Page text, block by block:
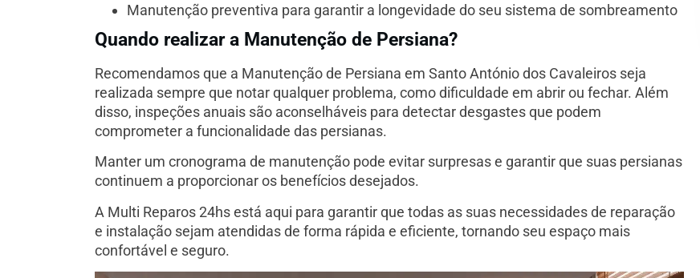
Manutenção preventiva para garantir a longevidade do seu sistema de sombreamento
Quando realizar a Manutenção de Persiana?
Recomendamos que a Manutenção de Persiana em Santo António dos Cavaleiros seja
realizada sempre que notar qualquer problema, como dificuldade em abrir ou fechar. Além
disso, inspeções anuais são aconselháveis para detectar desgastes que podem
comprometer a funcionalidade das persianas.
Manter um cronograma de manutenção pode evitar surpresas e garantir que suas persianas
continuem a proporcionar os benefícios desejados.
A Multi Reparos 24hs está aqui para garantir que todas as suas necessidades de reparação
e instalação sejam atendidas de forma rápida e eficiente, tornando seu espaço mais
confortável e seguro.